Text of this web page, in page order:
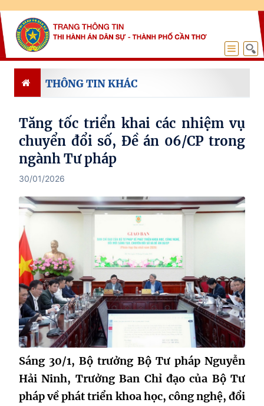
THÔNG TIN KHÁC
Tăng tốc triển khai các nhiệm vụ
chuyển đổi số, Đề án 06/CP trong
ngành Tư pháp
30/01/2026
Sáng 30/1, Bộ trưởng Bộ Tư pháp Nguyễn
Hải Ninh, Trưởng Ban Chỉ đạo của Bộ Tư
pháp về phát triển khoa học, công nghệ, đổi